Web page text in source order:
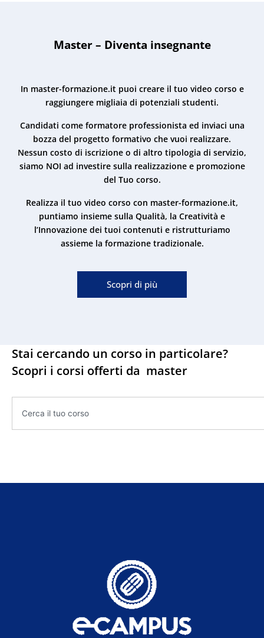
Master – Diventa insegnante
In master-formazione.it puoi creare il tuo video corso e
raggiungere migliaia di potenziali studenti.
Candidati come formatore professionista ed inviaci una
bozza del progetto formativo che vuoi realizzare.
Nessun costo di iscrizione o di altro tipologia di servizio,
siamo NOI ad investire sulla realizzazione e promozione
del Tuo corso.
Realizza il tuo video corso con master-formazione.it,
puntiamo insieme sulla Qualità, la Creatività e
l’Innovazione dei tuoi contenuti e ristrutturiamo
assieme la formazione tradizionale.
Scopri di più
Stai cercando un corso in particolare?
Scopri i corsi offerti da master